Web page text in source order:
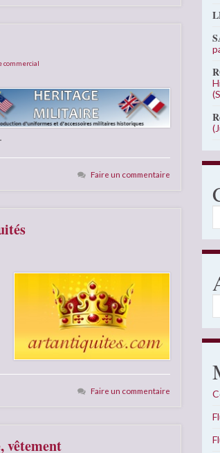
commercial
Faire un commentaire
Faire un commentaire
vêtement